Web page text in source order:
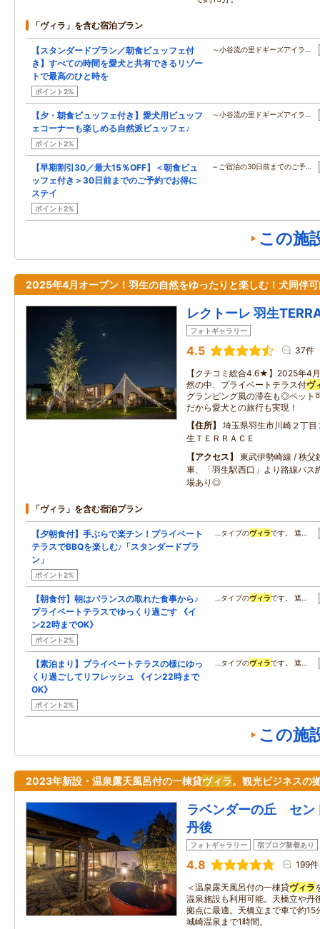
「ヴィラ」を含む宿泊プラン
【スタンダードプラン／朝食ビュッフェ付
き】すべての時間を愛犬と共有できるリゾー
トで最高のひと時を
ポイント2%
～小谷流の里ドギーズアイラ…
【夕・朝食ビュッフェ付き】愛犬用ビュッフ
ェコーナーも楽しめる自然派ビュッフェ♪
ポイント2%
～小谷流の里ドギーズアイラ…
【早期割引30／最大15％OFF】＜朝食ビュ
ッフェ付き＞30日前までのご予約でお得に
ステイ
ポイント2%
～ご宿泊の30日前までのご予…
この施
2025年4月オープン！羽生の自然をゆったりと楽しむ！犬同伴
レクトーレ 羽生
フォトギャラリー
4.5 37件
【クチコミ総合4.6★】2025年4
然の中、プライベートテラス付ヴ
グランピング風の滞在も◎ペット
だから愛犬との旅行も実現！
住所
埼玉県羽生市川崎２丁
生ＴＥＲＲＡＣＥ
アクセス
東武伊勢崎線 / 秩父
車、「羽生駅西口」より路線バス
場あり◎
「ヴィラ」を含む宿泊プラン
【夕朝食付】手ぶらで楽チン！プライベート
テラスでBBQを楽しむ♪「スタンダードプラ
ン」
ポイント2%
…タイプのヴィラです。 遮…
【朝食付】朝はバランスの取れた食事から♪
プライベートテラスでゆっくり過ごす 《イ
ン22時までOK》
ポイント2%
…タイプのヴィラです。 遮…
【素泊まり】プライベートテラスの様にゆっ
くり過ごしてリフレッシュ 《イン22時まで
OK》
ポイント2%
…タイプのヴィラです。 遮…
この施
2023年新設・温泉露天風呂付の一棟貸ヴィラ。観光ビジネスの
ラベンダーの丘 セン
丹後
フォトギャラリー 宿ブログ新着あり
4.8 199件
＜温泉露天風呂付の一棟貸ヴィラ
温泉施設も利用可能。天橋立や丹
拠点に最適。天橋立まで車で約
城崎温泉まで1時間。